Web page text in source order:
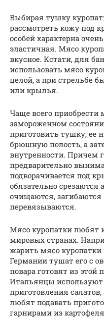
Выбирая тушку
рассмотреть кожу
особей характерна
эластичная. Мясо
вкусное. Кстати, для
использовать мясо
целой, а при стрельбе
или крылья.
Чаще всего приобрести
замороженном
приготовить тушку, ее
брюшную полость, а
внутренности. Причем
предварительно
подворачивается под
обязательно
очищаются, загибаются
перевязываются.
Мясо куропатки любят
мировых странах.
жарить мясо
Германии тушат его с
повара готовят из
Итальянцы
приготовления
любят подавать
гарнирами из